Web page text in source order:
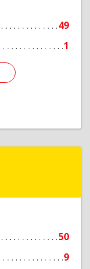
49
1
Подробнее
50
9
Подробнее